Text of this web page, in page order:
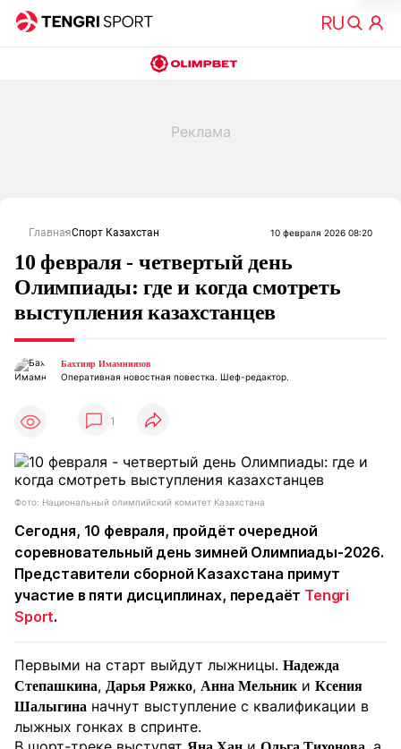
ГлавнаяСпорт Казахстан 10 февраля 2026 08:20
10 февраля - четвертый день
Олимпиады: где и когда смотреть
выступления казахстанцев
Бахтияр Имамниязов
Оперативная новостная повестка. Шеф-редактор.
1
Фото: Национальный олимпийский комитет Казахстана
Сегодня, 10 февраля, пройдёт очередной
соревновательный день зимней Олимпиады-2026.
Представители сборной Казахстана примут
участие в пяти дисциплинах, передаёт Tengri
Sport.
Первыми на старт выйдут лыжницы. Надежда
Степашкина, Дарья Ряжко, Анна Мельники Ксения
Шалыгина начнут выступление с квалификации в
лыжных гонках в спринте.